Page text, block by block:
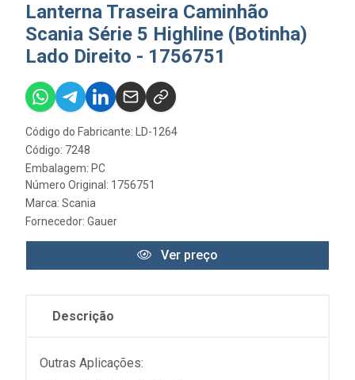
Lanterna Traseira Caminhão
Scania Série 5 Highline (Botinha)
Lado Direito - 1756751
Código do Fabricante: LD-1264
Código: 7248
Embalagem: PC
Número Original: 1756751
Marca: Scania
Fornecedor: Gauer
Ver preço
Descrição
Outras Aplicações: